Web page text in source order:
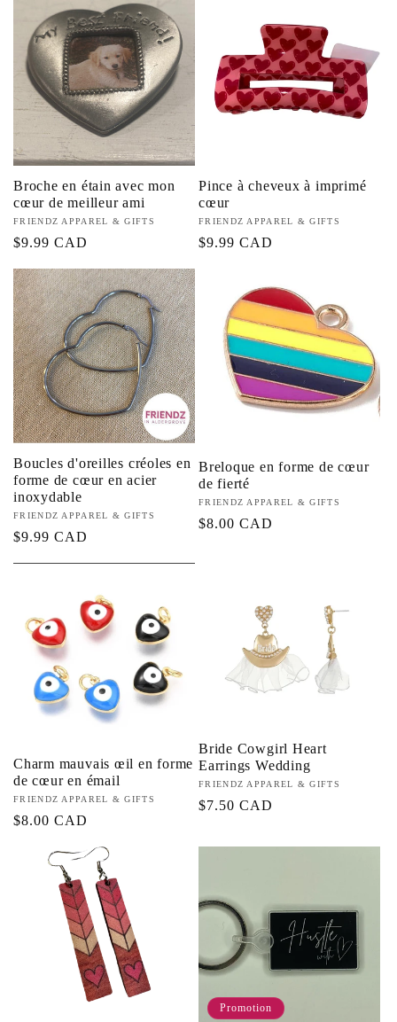
Broche en étain avec mon
cœur de meilleur ami
Fournisseur :
FRIENDZ APPAREL & GIFTS
Prix
$9.99 CAD
Pince à cheveux à imprimé
cœur
Fournisseur :
FRIENDZ APPAREL & GIFTS
Prix
$9.99 CAD
Boucles d'oreilles créoles en
forme de cœur en acier
inoxydable
Fournisseur :
FRIENDZ APPAREL & GIFTS
Prix
$9.99 CAD
Breloque en forme de cœur
de fierté
Fournisseur :
FRIENDZ APPAREL & GIFTS
Prix
$8.00 CAD
Charm mauvais œil en forme
de cœur en émail
Fournisseur :
FRIENDZ APPAREL & GIFTS
Prix
$8.00 CAD
Bride Cowgirl Heart
Earrings Wedding
Fournisseur :
FRIENDZ APPAREL & GIFTS
Prix
$7.50 CAD
Promotion